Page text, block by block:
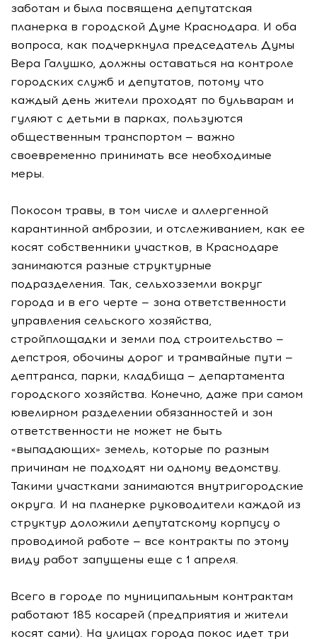
заботам и была посвящена депутатская
планерка в городской Думе Краснодара. И оба
вопроса, как подчеркнула председатель Думы
Вера Галушко, должны оставаться на контроле
городских служб и депутатов, потому что
каждый день жители проходят по бульварам и
гуляют с детьми в парках, пользуются
общественным транспортом — важно
своевременно принимать все необходимые
меры.
Покосом травы, в том числе и аллергенной
карантинной амброзии, и отслеживанием, как ее
косят собственники участков, в Краснодаре
занимаются разные структурные
подразделения. Так, сельхозземли вокруг
города и в его черте — зона ответственности
управления сельского хозяйства,
стройплощадки и земли под строительство —
депстроя, обочины дорог и трамвайные пути —
дептранса, парки, кладбища — департамента
городского хозяйства. Конечно, даже при самом
ювелирном разделении обязанностей и зон
ответственности не может не быть
«выпадающих» земель, которые по разным
причинам не подходят ни одному ведомству.
Такими участками занимаются внутригородские
округа. И на планерке руководители каждой из
структур доложили депутатскому корпусу о
проводимой работе — все контракты по этому
виду работ запущены еще с 1 апреля.
Всего в городе по муниципальным контрактам
работают 185 косарей (предприятия и жители
косят сами). На улицах города покос идет три